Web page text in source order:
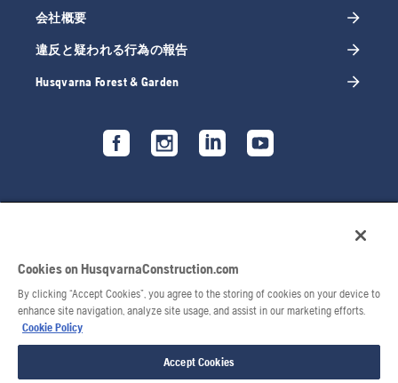
会社概要
違反と疑われる行為の報告
Husqvarna Forest & Garden
© 2026 Husqvarna AB. All Rights Reserved.
Cookies on HusqvarnaConstruction.com
By clicking “Accept Cookies”, you agree to the storing of cookies on your device to
enhance site navigation, analyze site usage, and assist in our marketing efforts.
Cookie Policy
Accept Cookies